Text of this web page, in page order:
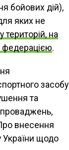
бойових дій),
яких не
територій, на
федерацією.
засобу
та
внесення
України щодо